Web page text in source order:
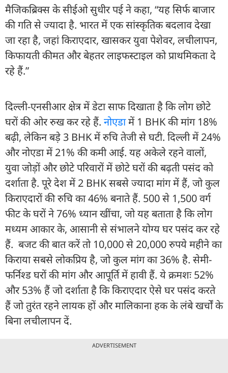
मैजिकब्रिक्स के सीईओ सुधीर पई ने कहा, “यह सिर्फ बाजार
की गति से ज्यादा है. भारत में एक सांस्कृतिक बदलाव देखा
जा रहा है, जहां किराएदार, खासकर युवा पेशेवर, लचीलापन,
किफायती कीमत और बेहतर लाइफस्टाइल को प्राथमिकता दे
रहे हैं.”
दिल्ली-एनसीआर क्षेत्र में डेटा साफ दिखाता है कि लोग छोटे
घरों की ओर रुख कर रहे हैं. नोएडामें 1 BHK की मांग 18%
बढ़ी, लेकिन बड़े 3 BHK में रुचि तेजी से घटी. दिल्ली में 24%
और नोएडा में 21% की कमी आई. यह अकेले रहने वालों,
युवा जोड़ों और छोटे परिवारों में छोटे घरों की बढ़ती पसंद को
दर्शाता है. पूरे देश में 2 BHK सबसे ज्यादा मांग में हैं, जो कुल
किराएदारों की रुचि का 46% बनाते हैं. 500 से 1,500 वर्ग
फीट के घरों ने 76% ध्यान खींचा, जो यह बताता है कि लोग
मध्यम आकार के, आसानी से संभालने योग्य घर पसंद कर रहे
हैं. बजट की बात करें तो 10,000 से 20,000 रुपये महीने का
किराया सबसे लोकप्रिय है, जो कुल मांग का 36% है. सेमी-
फर्निश्ड घरों की मांग और आपूर्ति में हावी हैं. ये क्रमशः 52%
और 53% हैं जो दर्शाता है कि किराएदार ऐसे घर पसंद करते
हैं जो तुरंत रहने लायक हों और मालिकाना हक के लंबे खर्चों के
बिना लचीलापन दें.
ADVERTISEMENT